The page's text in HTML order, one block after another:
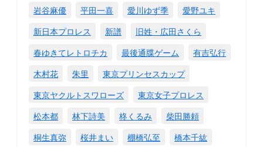
岩谷麻優
平田一喜 愛川ゆず季
愛野ユキ
新日本プロレス
新譜
旧姓・広田さくら
春ゆきてレトロチカ
最後通牒ゲーム
有吉弘行
木村花
朱里
東京プリンセスカップ
東京ヤクルトスワローズ
東京女子プロレス
松本都
林下詩美 柊くるみ
柴田勝頼
桐生真弥
桜井まい 棚橋弘至
橋本千紘